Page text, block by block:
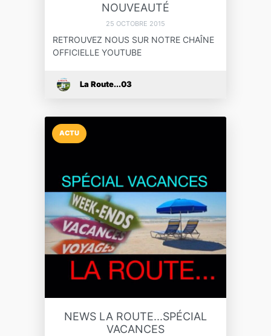
NOUVEAUTÉ
25 OCTOBRE 2015
RETROUVEZ NOUS SUR NOTRE CHAÎNE
OFFICIELLE YOUTUBE
La Route...03
ACTU
NEWS LA ROUTE...SPÉCIAL
VACANCES